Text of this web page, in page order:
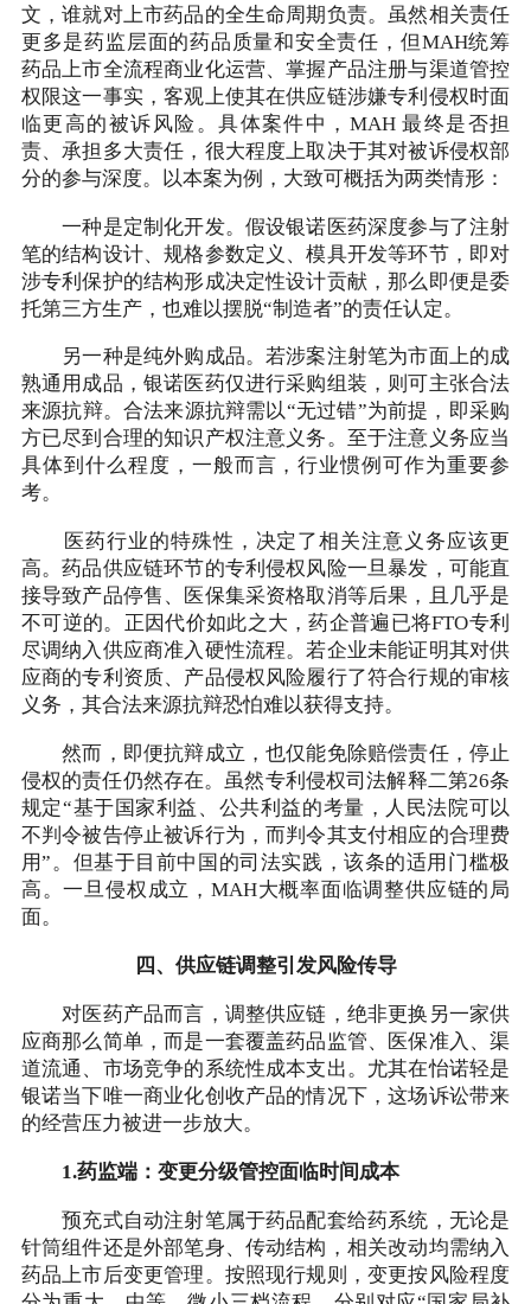
文，谁就对上市药品的全生命周期负责。虽然相关责任
更多是药监层面的药品质量和安全责任，但MAH统筹
药品上市全流程商业化运营、掌握产品注册与渠道管控
权限这一事实，客观上使其在供应链涉嫌专利侵权时面
临更高的被诉风险。具体案件中，MAH 最终是否担
责、承担多大责任，很大程度上取决于其对被诉侵权部
分的参与深度。以本案为例，大致可概括为两类情形：
一种是定制化开发。假设银诺医药深度参与了注射
笔的结构设计、规格参数定义、模具开发等环节，即对
涉专利保护的结构形成决定性设计贡献，那么即便是委
托第三方生产，也难以摆脱“制造者”的责任认定。
另一种是纯外购成品。若涉案注射笔为市面上的成
熟通用成品，银诺医药仅进行采购组装，则可主张合法
来源抗辩。合法来源抗辩需以“无过错”为前提，即采购
方已尽到合理的知识产权注意义务。至于注意义务应当
具体到什么程度，一般而言，行业惯例可作为重要参
考。
医药行业的特殊性，决定了相关注意义务应该更
高。药品供应链环节的专利侵权风险一旦暴发，可能直
接导致产品停售、医保集采资格取消等后果，且几乎是
不可逆的。正因代价如此之大，药企普遍已将FTO专利
尽调纳入供应商准入硬性流程。若企业未能证明其对供
应商的专利资质、产品侵权风险履行了符合行规的审核
义务，其合法来源抗辩恐怕难以获得支持。
然而，即便抗辩成立，也仅能免除赔偿责任，停止
侵权的责任仍然存在。虽然专利侵权司法解释二第26条
规定“基于国家利益、公共利益的考量，人民法院可以
不判令被告停止被诉行为，而判令其支付相应的合理费
用”。但基于目前中国的司法实践，该条的适用门槛极
高。一旦侵权成立，MAH大概率面临调整供应链的局
面。
四、供应链调整引发风险传导
对医药产品而言，调整供应链，绝非更换另一家供
应商那么简单，而是一套覆盖药品监管、医保准入、渠
道流通、市场竞争的系统性成本支出。尤其在怡诺轻是
银诺当下唯一商业化创收产品的情况下，这场诉讼带来
的经营压力被进一步放大。
1.药监端：变更分级管控面临时间成本
预充式自动注射笔属于药品配套给药系统，无论是
针筒组件还是外部笔身、传动结构，相关改动均需纳入
药品上市后变更管理。按照现行规则，变更按风险程度